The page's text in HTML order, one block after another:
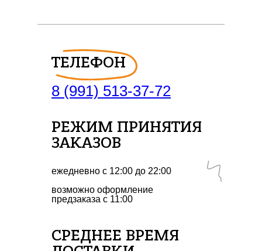
ТЕЛЕФОН
8 (991) 513-37-72
РЕЖИМ ПРИНЯТИЯ
ЗАКАЗОВ
ежедневно с 12:00 до 22:00
возможно оформление
предзаказа с 11:00
СРЕДНЕЕ ВРЕМЯ